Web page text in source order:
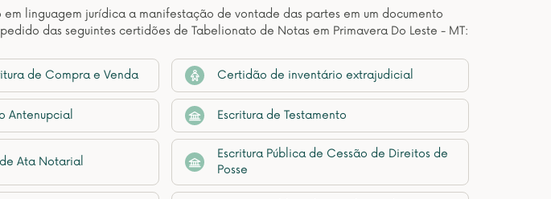
linguagem jurídica a manifestação de vontade das partes em um documento
das seguintes certidões de Tabelionato de Notas em Primavera Do Leste - MT:
de Compra e Venda Certidão de inventário extrajudicial
Antenupcial Escritura de Testamento
Ata Notarial
Escritura Pública de Cessão de Direitos de
Posse